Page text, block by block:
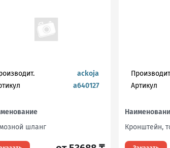
ackoja
a640127
шланг
Артикул
Кронштейн,